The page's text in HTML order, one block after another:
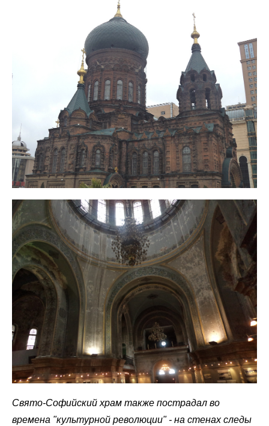
Свято-Софийский храм также пострадал во
времена "культурной революции" - на стенах следы